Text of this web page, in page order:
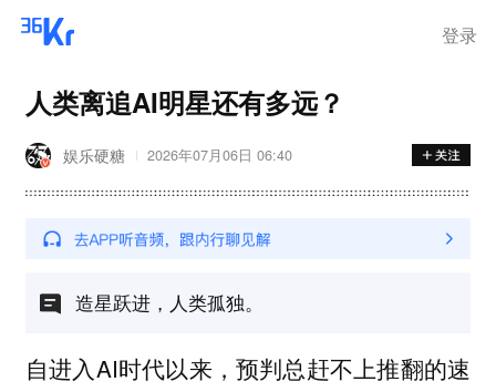
登录
人类离追AI明星还有多远？
娱乐硬糖 2026年07月06日 06:40
造星跃进，人类孤独。
自进入AI时代以来，预判总赶不上推翻的速